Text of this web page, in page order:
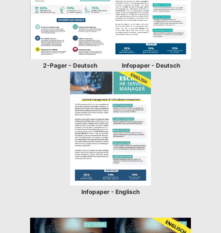
2-Pager - Deutsch Infopaper - Deutsch
Infopaper - Englisch